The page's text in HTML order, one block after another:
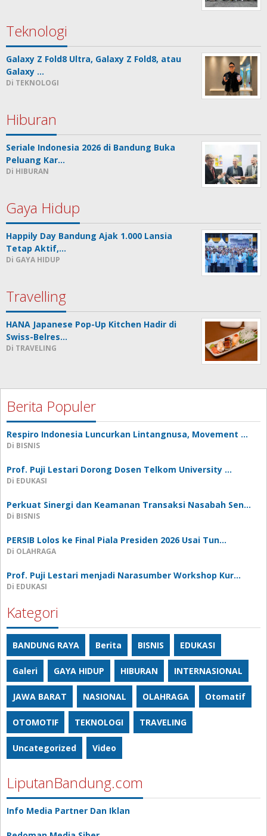
Teknologi
Galaxy Z Fold8 Ultra, Galaxy Z Fold8, atau
Galaxy …
Di TEKNOLOGI
Hiburan
Seriale Indonesia 2026 di Bandung Buka
Peluang Kar…
Di HIBURAN
Gaya Hidup
Happily Day Bandung Ajak 1.000 Lansia
Tetap Aktif,…
Di GAYA HIDUP
Travelling
HANA Japanese Pop-Up Kitchen Hadir di
Swiss-Belres…
Di TRAVELING
Berita Populer
Respiro Indonesia Luncurkan Lintangnusa, Movement …
Di BISNIS
Prof. Puji Lestari Dorong Dosen Telkom University …
Di EDUKASI
Perkuat Sinergi dan Keamanan Transaksi Nasabah Sen…
Di BISNIS
PERSIB Lolos ke Final Piala Presiden 2026 Usai Tun…
Di OLAHRAGA
Prof. Puji Lestari menjadi Narasumber Workshop Kur…
Di EDUKASI
Kategori
BANDUNG RAYA Berita BISNIS EDUKASI
Galeri GAYA HIDUP HIBURAN INTERNASIONAL
JAWA BARAT NASIONAL OLAHRAGA Otomatif
OTOMOTIF TEKNOLOGI TRAVELING
Uncategorized Video
LiputanBandung.com
Info Media Partner Dan Iklan